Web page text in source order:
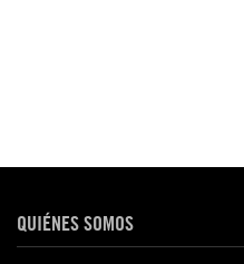
QUIÉNES SOMOS